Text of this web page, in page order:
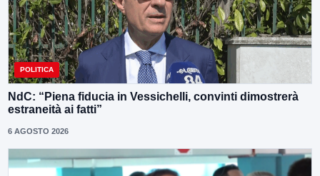
POLITICA
NdC: “Piena fiducia in Vessichelli, convinti dimostrerà
estraneità ai fatti”
6 AGOSTO 2026